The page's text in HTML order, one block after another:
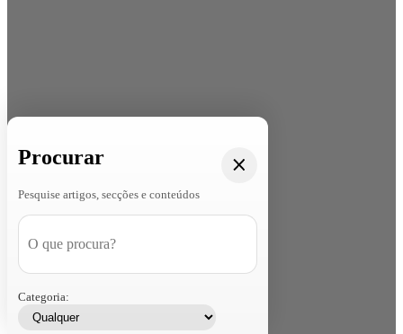
Procurar
Pesquise artigos, secções e conteúdos
Categoria: